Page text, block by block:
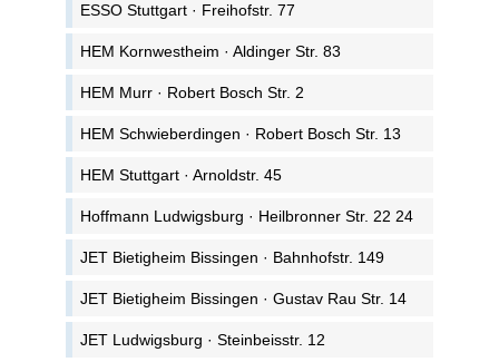
ESSO Stuttgart · Freihofstr. 77
HEM Kornwestheim · Aldinger Str. 83
HEM Murr · Robert Bosch Str. 2
HEM Schwieberdingen · Robert Bosch Str. 13
HEM Stuttgart · Arnoldstr. 45
Hoffmann Ludwigsburg · Heilbronner Str. 22 24
JET Bietigheim Bissingen · Bahnhofstr. 149
JET Bietigheim Bissingen · Gustav Rau Str. 14
JET Ludwigsburg · Steinbeisstr. 12